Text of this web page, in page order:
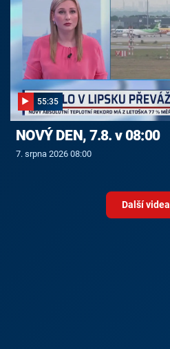
55:35
NOVÝ DEN, 7.8. v 08:00
7. srpna 2026 08:00
Další videa